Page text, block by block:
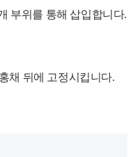
부위를 통해 삽입합니다.
채 뒤에 고정시킵니다.